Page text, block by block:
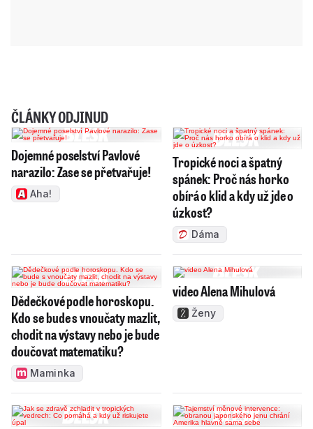
ČLÁNKY ODJINUD
Dojemné poselství Pavlové
narazilo: Zase se přetvařuje!
Aha!
Tropické noci a špatný
spánek: Proč nás horko
obírá o klid a kdy už jde o
úzkost?
Dáma
Dědečkové podle horoskopu.
Kdo se bude s vnoučaty mazlit,
chodit na výstavy nebo je bude
doučovat matematiku?
Maminka
video Alena Mihulová
Ženy